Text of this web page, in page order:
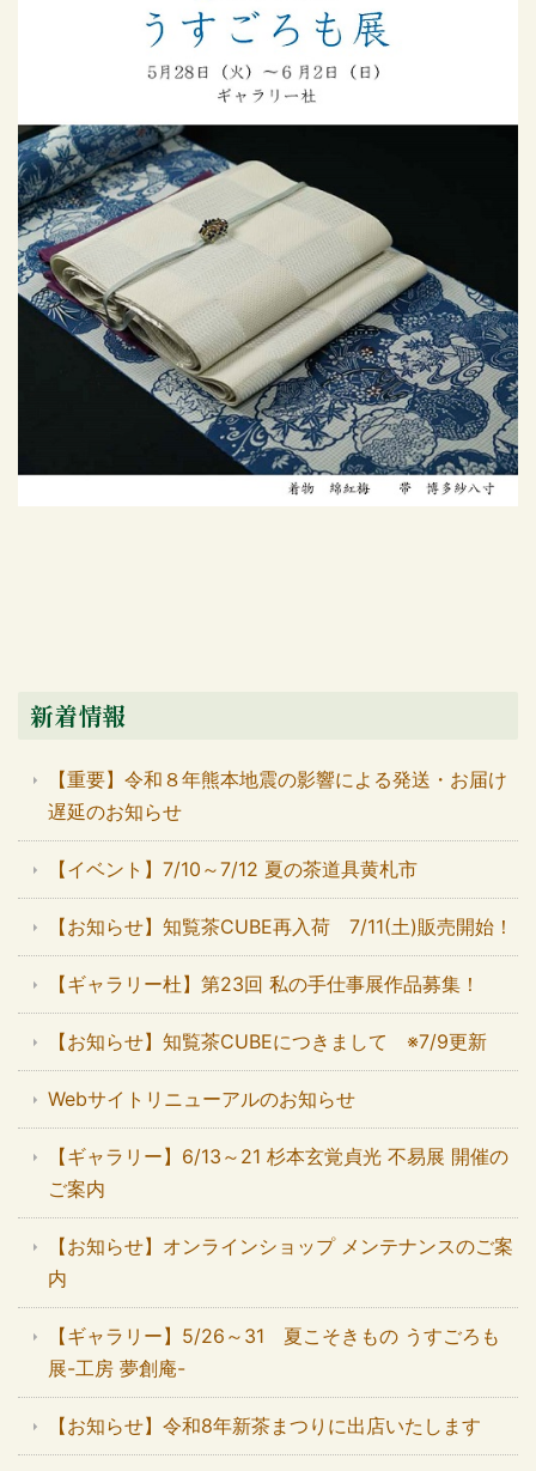
新着情報
【重要】令和８年熊本地震の影響による発送・お届け
遅延のお知らせ
【イベント】7/10～7/12 夏の茶道具黄札市
【お知らせ】知覧茶CUBE再入荷 7/11(土)販売開始！
【ギャラリー杜】第23回 私の手仕事展作品募集！
【お知らせ】知覧茶CUBEにつきまして ※7/9更新
Webサイトリニューアルのお知らせ
【ギャラリー】6/13～21 杉本玄覚貞光 不易展 開催の
ご案内
【お知らせ】オンラインショップ メンテナンスのご案
内
【ギャラリー】5/26～31 夏こそきもの うすごろも
展-工房 夢創庵-
【お知らせ】令和8年新茶まつりに出店いたします